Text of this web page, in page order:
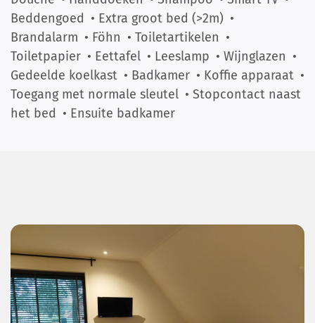
Beddengoed • Extra groot bed (>2m) •
Brandalarm • Föhn • Toiletartikelen •
Toiletpapier • Eettafel • Leeslamp • Wijnglazen •
Gedeelde koelkast • Badkamer • Koffie apparaat •
Toegang met normale sleutel • Stopcontact naast
het bed • Ensuite badkamer